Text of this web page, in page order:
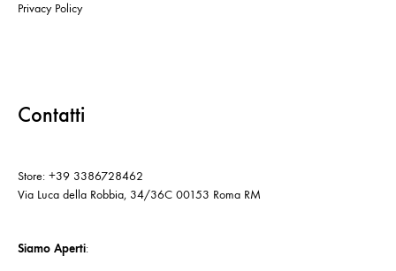
Privacy Policy
Contatti
Store: +39 3386728462
Via Luca della Robbia, 34/36C 00153 Roma RM
Siamo Aperti: